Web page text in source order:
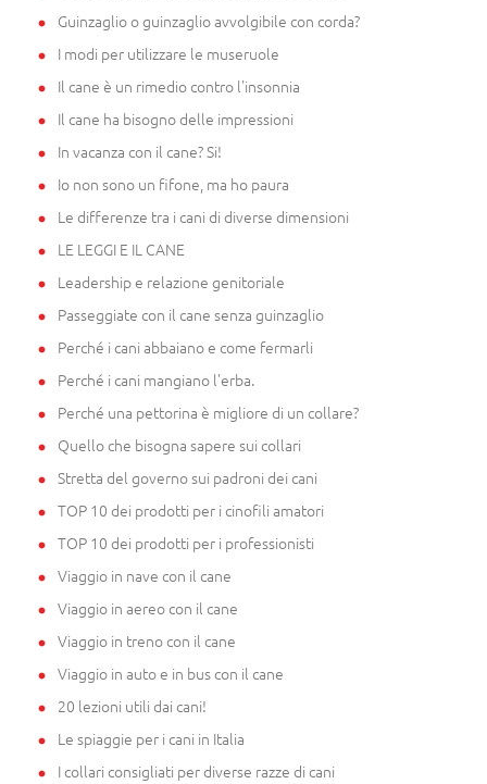
Guinzaglio o guinzaglio avvolgibile con corda?
I modi per utilizzare le museruole
Il cane è un rimedio contro l'insonnia
Il cane ha bisogno delle impressioni
In vacanza con il cane? Si!
Io non sono un fifone, ma ho paura
Le differenze tra i cani di diverse dimensioni
LE LEGGI E IL CANE
Leadership e relazione genitoriale
Passeggiate con il cane senza guinzaglio
Perché i cani abbaiano e come fermarli
Perché i cani mangiano l'erba.
Perché una pettorina è migliore di un collare?
Quello che bisogna sapere sui collari
Stretta del governo sui padroni dei cani
TOP 10 dei prodotti per i cinofili amatori
TOP 10 dei prodotti per i professionisti
Viaggio in nave con il cane
Viaggio in aereo con il cane
Viaggio in treno con il cane
Viaggio in auto e in bus con il cane
20 lezioni utili dai cani!
Le spiaggie per i cani in Italia
I collari consigliati per diverse razze di cani